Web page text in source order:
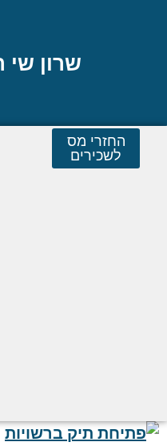
שרון שי
החזרי מס
לשכירים